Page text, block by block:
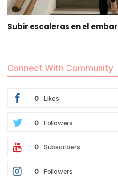
Subir escaleras en el
Connect With Community
0 Likes
0 Followers
0 Subscribers
0 Followers